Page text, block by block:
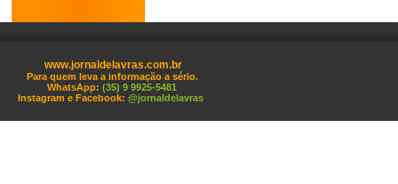
www.jornaldelavras.com.br
Para quem leva a informação a sério.
WhatsApp: (35) 9 9925-5481
Instagram e Facebook: @jornaldelavras